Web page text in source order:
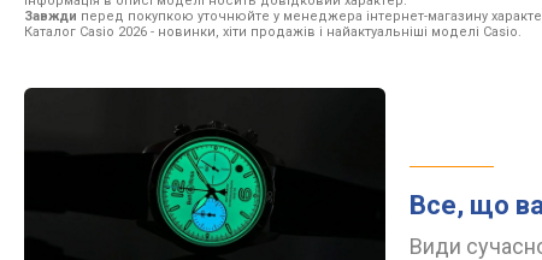
Завжди перед покупкою уточнюйте у менеджера інтернет-магазину
Каталог Casio 2026 - новинки, хіти продажів і найактуальніші моделі Casio.
Все, що
Види